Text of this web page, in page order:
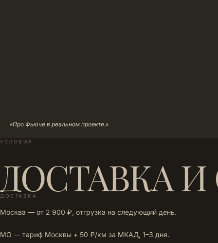
«Про Фьюче в реальном проекте.»
УСЛОВИЯ
ДОСТАВКА
ДОСТАВКА
Москва — от 2 900 ₽, отгрузка на следующий день.
МО — тариф Москвы + 50 ₽/км за МКАД, 1–3 дня.